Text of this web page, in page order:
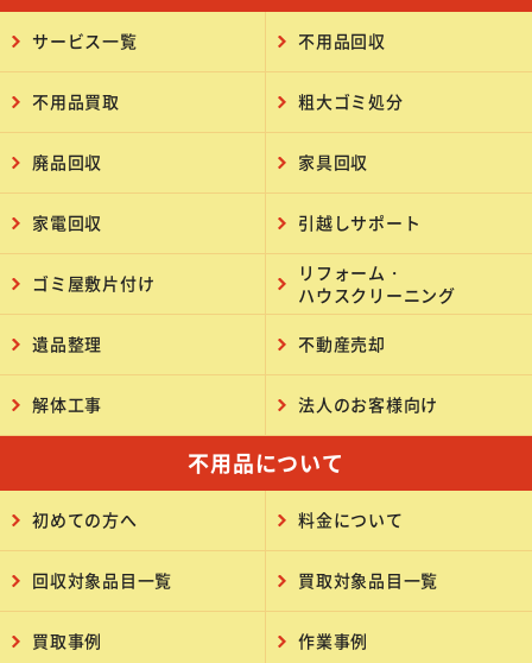
サービス一覧 不用品回収
不用品買取 粗大ゴミ処分
廃品回収 家具回収
家電回収 引越しサポート
ゴミ屋敷片付け
リフォーム・
ハウスクリーニング
遺品整理 不動産売却
解体工事 法人のお客様向け
不用品について
初めての方へ 料金について
回収対象品目一覧 買取対象品目一覧
買取事例 作業事例